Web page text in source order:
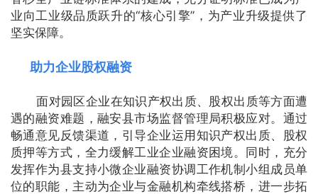
业向工业级品质跃升的“核心引擎”，为产业升级提供了
坚实保障。
助力企业股权融资
面对园区企业在知识产权出质、股权出质等方面遭
遇的融资难题，融安县市场监督管理局积极应对。通过
畅通意见反馈渠道，引导企业运用知识产权出质、股权
质押等方式，全力缓解工业企业融资困境。同时，充分
发挥作为县支持小微企业融资协调工作机制小组成员单
位的职能，主动为企业与金融机构牵线搭桥，进一步拓